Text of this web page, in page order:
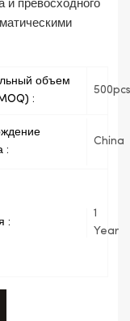
и превосходного
объем
:
500pcs
:
China
:
1
Year